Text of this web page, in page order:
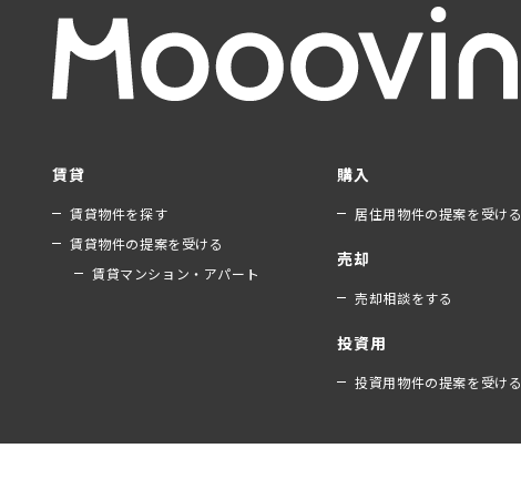
賃貸
賃貸物件を探す
賃貸物件の提案を受ける
賃貸マンション・アパート
購入
居住用物件の提案を受ける
売却
売却相談をする
投資用
投資用物件の提案を受ける